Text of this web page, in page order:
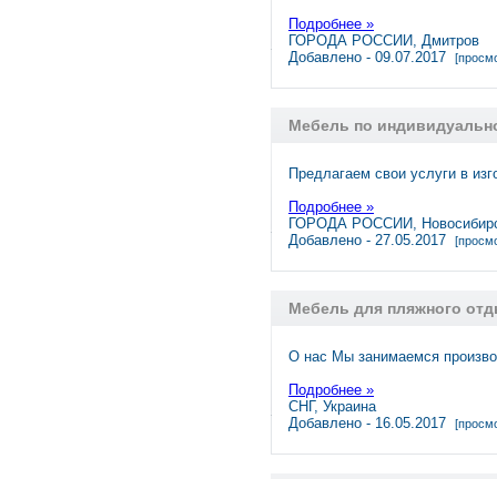
Подробнее »
ГОРОДА РОССИИ, Дмитров
Добавлено - 09.07.2017
Мебель по
Предлагаем свои услуги в
Подробнее »
ГОРОДА РОССИИ,
Добавлено - 27.05.2017
Мебель для пляжного
О нас Мы занимаемся
Подробнее »
СНГ, Украина
Добавлено - 16.05.2017